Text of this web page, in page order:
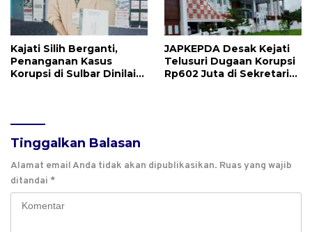
Kajati Silih Berganti,
Penanganan Kasus
Korupsi di Sulbar Dinilai
JAPKEPDA Desak Kejati
Telusuri Dugaan Korupsi
Rp602 Juta di Sekretariat
Tinggalkan Balasan
Alamat email Anda tidak akan dipublikasikan. Ruas yang wajib
ditandai *